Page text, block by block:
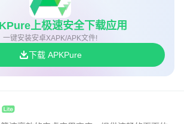
上极速安全下载应用
一键安装安卓XAPK/APK文件!
下载 APKPure